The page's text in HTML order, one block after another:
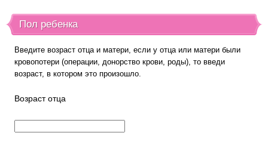
Пол ребенка
Введите возраст отца и матери, если у отца или матери были
кровопотери (операции, донорство крови, роды), то введи
возраст, в котором это произошло.
Возраст отца